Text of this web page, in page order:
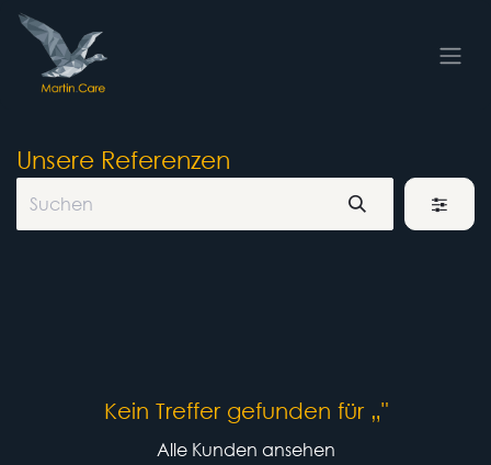
Zum Inhalt springen
Unsere Referenzen
Kein Treffer gefunden für „"
Alle Kunden ansehen